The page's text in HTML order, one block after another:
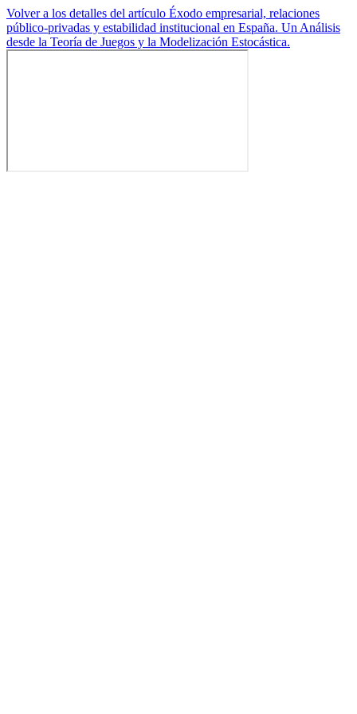
Volver a los detalles del artículo Éxodo empresarial, relaciones
público-privadas y estabilidad institucional en España. Un Análisis
desde la Teoría de Juegos y la Modelización Estocástica.